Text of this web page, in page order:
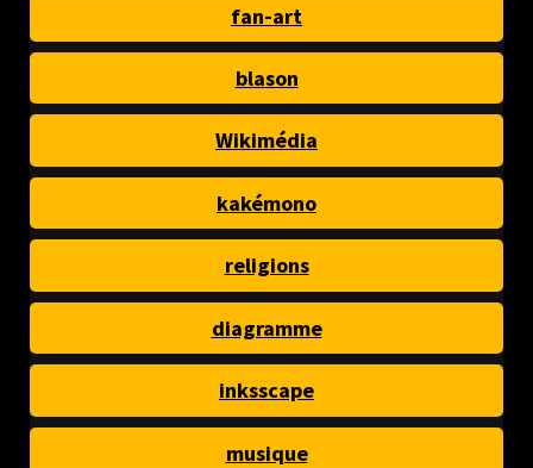
fan-art
blason
Wikimédia
kakémono
religions
diagramme
inksscape
musique